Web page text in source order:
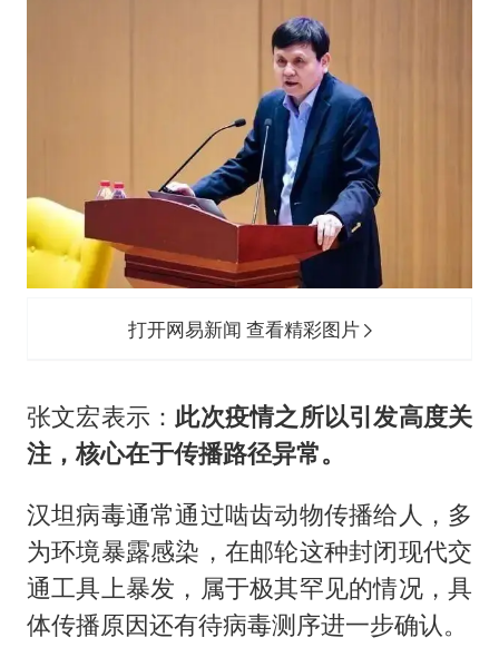
打开网易新闻 查看精彩图片
张文宏表示：此次疫情之所以引发高度关
注，核心在于传播路径异常。
汉坦病毒通常通过啮齿动物传播给人，多
为环境暴露感染，在邮轮这种封闭现代交
通工具上暴发，属于极其罕见的情况，具
体传播原因还有待病毒测序进一步确认。